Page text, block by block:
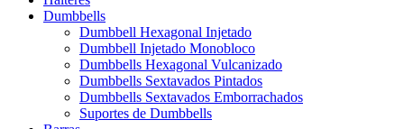
Dumbbells
Dumbbell Hexagonal Injetado
Dumbbell Injetado Monobloco
Dumbbells Hexagonal Vulcanizado
Dumbbells Sextavados Pintados
Dumbbells Sextavados Emborrachados
Suportes de Dumbbells